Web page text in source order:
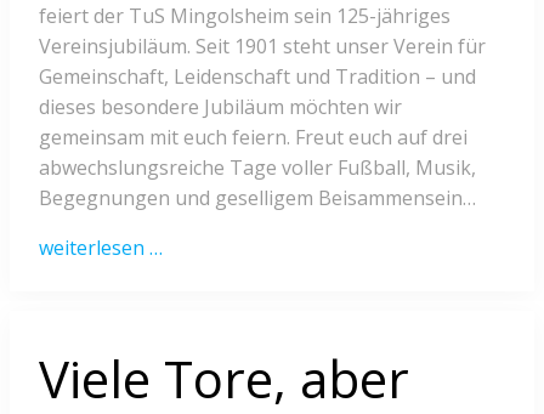
feiert der TuS Mingolsheim sein 125-jähriges
Vereinsjubiläum. Seit 1901 steht unser Verein für
Gemeinschaft, Leidenschaft und Tradition – und
dieses besondere Jubiläum möchten wir
gemeinsam mit euch feiern. Freut euch auf drei
abwechslungsreiche Tage voller Fußball, Musik,
Begegnungen und geselligem Beisammensein…
weiterlesen …
Viele Tore, aber